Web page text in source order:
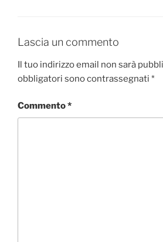
Lascia un commento
Il tuo indirizzo email non sarà
obbligatori sono contrassegnati *
Commento*